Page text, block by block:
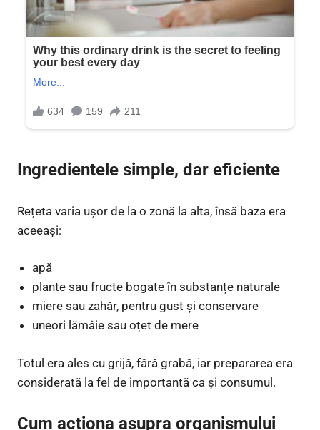
Ingredientele simple, dar eficiente
Rețeta varia ușor de la o zonă la alta, însă baza era
aceeași:
apă
plante sau fructe bogate în substanțe naturale
miere sau zahăr, pentru gust și conservare
uneori lămâie sau oțet de mere
Totul era ales cu grijă, fără grabă, iar prepararea era
considerată la fel de importantă ca și consumul.
Cum acționa asupra organismului